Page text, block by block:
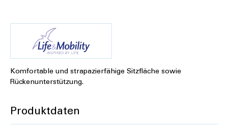
Komfortable und strapazierfähige Sitzfläche sowie
Rückenunterstützung.
Produktdaten